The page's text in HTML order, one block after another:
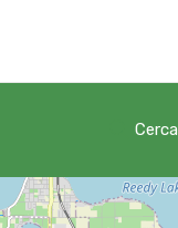
Cerca